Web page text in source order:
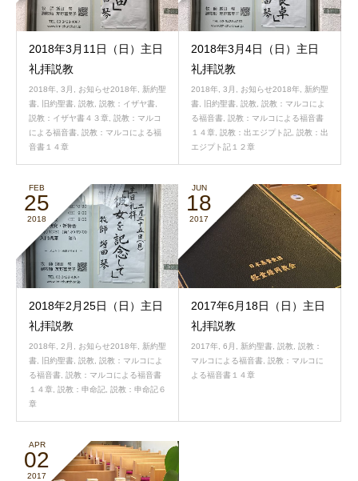
2018年3月11日（日）主日
礼拝説教
2018年, 3月 , お知らせ2018年, 新約聖
書, 旧約聖書, 説教, 説教：イザヤ書,
説教：イザヤ書４３章, 説教：マルコ
による福音書, 説教：マルコによる福
音書１４章
2018年3月4日（日）主日
礼拝説教
2018年, 3月 , お知らせ2018年, 新約聖
書, 旧約聖書, 説教, 説教：マルコによ
る福音書, 説教：マルコによる福音書
１４章, 説教：出エジプト記, 説教：出
エジプト記１２章
FEB
25
2018
2018年2月25日（日）主日
礼拝説教
2018年 2月 お知らせ2018年
新約聖
書
旧約聖書 説教 説教：マルコによ
る福音書 説教：マルコによる福音書
１４章 説教：申命記
説教：申命記６
章
JUN
18
2017
2017年6月18日（日）主日
礼拝説教
2017年 6月 新約聖書 説教 説教：
マルコによる福音書 説教：マルコに
よる福音書１４章
APR
02
2017